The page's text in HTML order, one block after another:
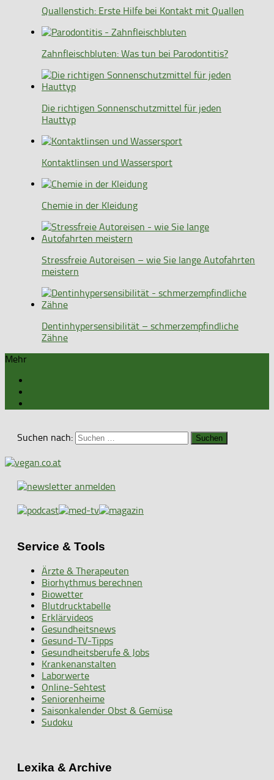
Quallenstich: Erste Hilfe bei Kontakt mit Quallen
Zahnfleischbluten: Was tun bei Parodontitis?
Die richtigen Sonnenschutzmittel für jeden
Hauttyp
Kontaktlinsen und Wassersport
Chemie in der Kleidung
Stressfreie Autoreisen – wie Sie lange Autofahrten
meistern
Dentinhypersensibilität – schmerzempfindliche
Zähne
Mehr
Suchen nach:
Service & Tools
Ärzte & Therapeuten
Biorhythmus berechnen
Biowetter
Blutdrucktabelle
Erklärvideos
Gesundheitsnews
Gesund-TV-Tipps
Gesundheitsberufe & Jobs
Krankenanstalten
Laborwerte
Online-Sehtest
Seniorenheime
Saisonkalender Obst & Gemüse
Sudoku
Lexika & Archive